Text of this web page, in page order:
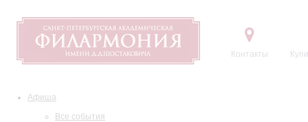
Контакты
Афиша
Все события